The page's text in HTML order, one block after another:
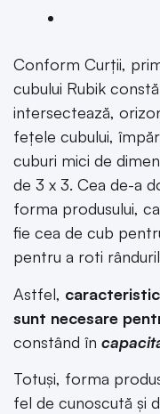
Conform Curții,
cubului Rubik
intersectează,
fețele cubului,
cuburi mici de
de 3 x 3. Cea de-a
forma produsului,
fie cea de cub
pentru a roti
Astfel,
sunt necesare
constând în
Totuși, forma
fel de cunoscută și